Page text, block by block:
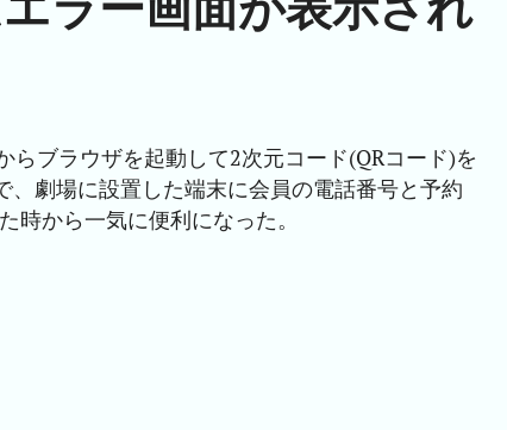
ブラウザを起動して2次元コード(QRコード)を
、劇場に設置した端末に会員の電話番号と予約
時から一気に便利になった。